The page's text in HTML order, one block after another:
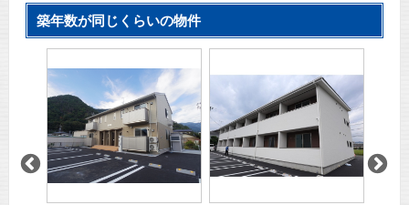
築年数が同じくらいの物件